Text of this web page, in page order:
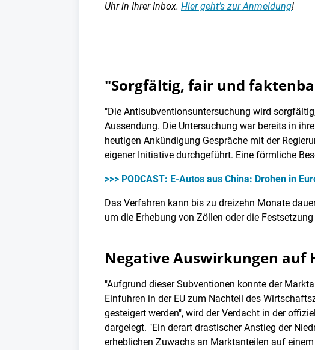
Uhr in Ihrer Inbox. Hier geht’s zur Anmeldung!
"Sorgfältig, fair und
"Die Antisubventionsuntersuchung wird
Aussendung. Die Untersuchung war bereits in
heutigen Ankündigung Gespräche mit der
eigener Initiative durchgeführt. Eine förmliche
>>> PODCAST: E-Autos aus China: Drohen in
Das Verfahren kann bis zu dreizehn Monate
um die Erhebung von Zöllen oder die
Negative Auswirkungen auf
"Aufgrund dieser Subventionen konnte der
Einfuhren in der EU zum Nachteil des
gesteigert werden", wird der Verdacht in der
dargelegt. "Ein derart drastischer Anstieg der
erheblichen Zuwachs an Marktanteilen auf